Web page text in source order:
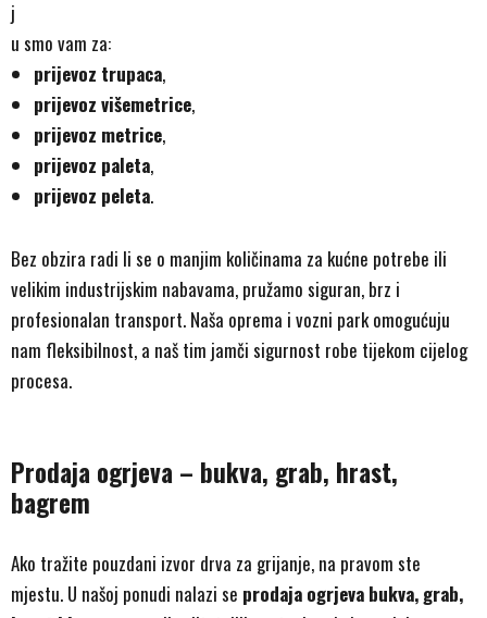
j
u smo vam za:
prijevoz trupaca,
prijevoz višemetrice,
prijevoz metrice,
prijevoz paleta,
prijevoz peleta.
Bez obzira radi li se o manjim količinama za kućne potrebe ili
velikim industrijskim nabavama, pružamo siguran, brz i
profesionalan transport. Naša oprema i vozni park omogućuju
nam fleksibilnost, a naš tim jamči sigurnost robe tijekom cijelog
procesa.
Prodaja ogrjeva – bukva, grab, hrast,
bagrem
Ako tražite pouzdani izvor drva za grijanje, na pravom ste
mjestu. U našoj ponudi nalazi se prodaja ogrjeva bukva, grab,